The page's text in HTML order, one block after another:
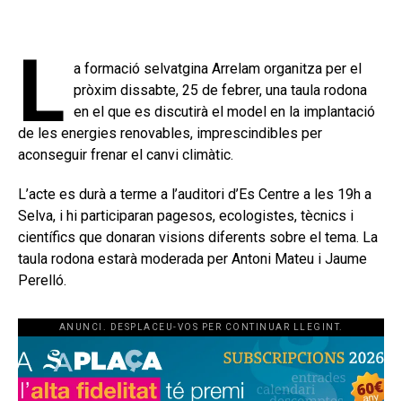
L a formació selvatgina Arrelam organitza per el
pròxim dissabte, 25 de febrer, una taula rodona
en el que es discutirà el model en la implantació
de les energies renovables, imprescindibles per
aconseguir frenar el canvi climàtic.
L’acte es durà a terme a l’auditori d’Es Centre a les 19h a
Selva, i hi participaran pagesos, ecologistes, tècnics i
científics que donaran visions diferents sobre el tema. La
taula rodona estarà moderada per Antoni Mateu i Jaume
Perelló.
ANUNCI. DESPLACEU-VOS PER CONTINUAR LLEGINT.